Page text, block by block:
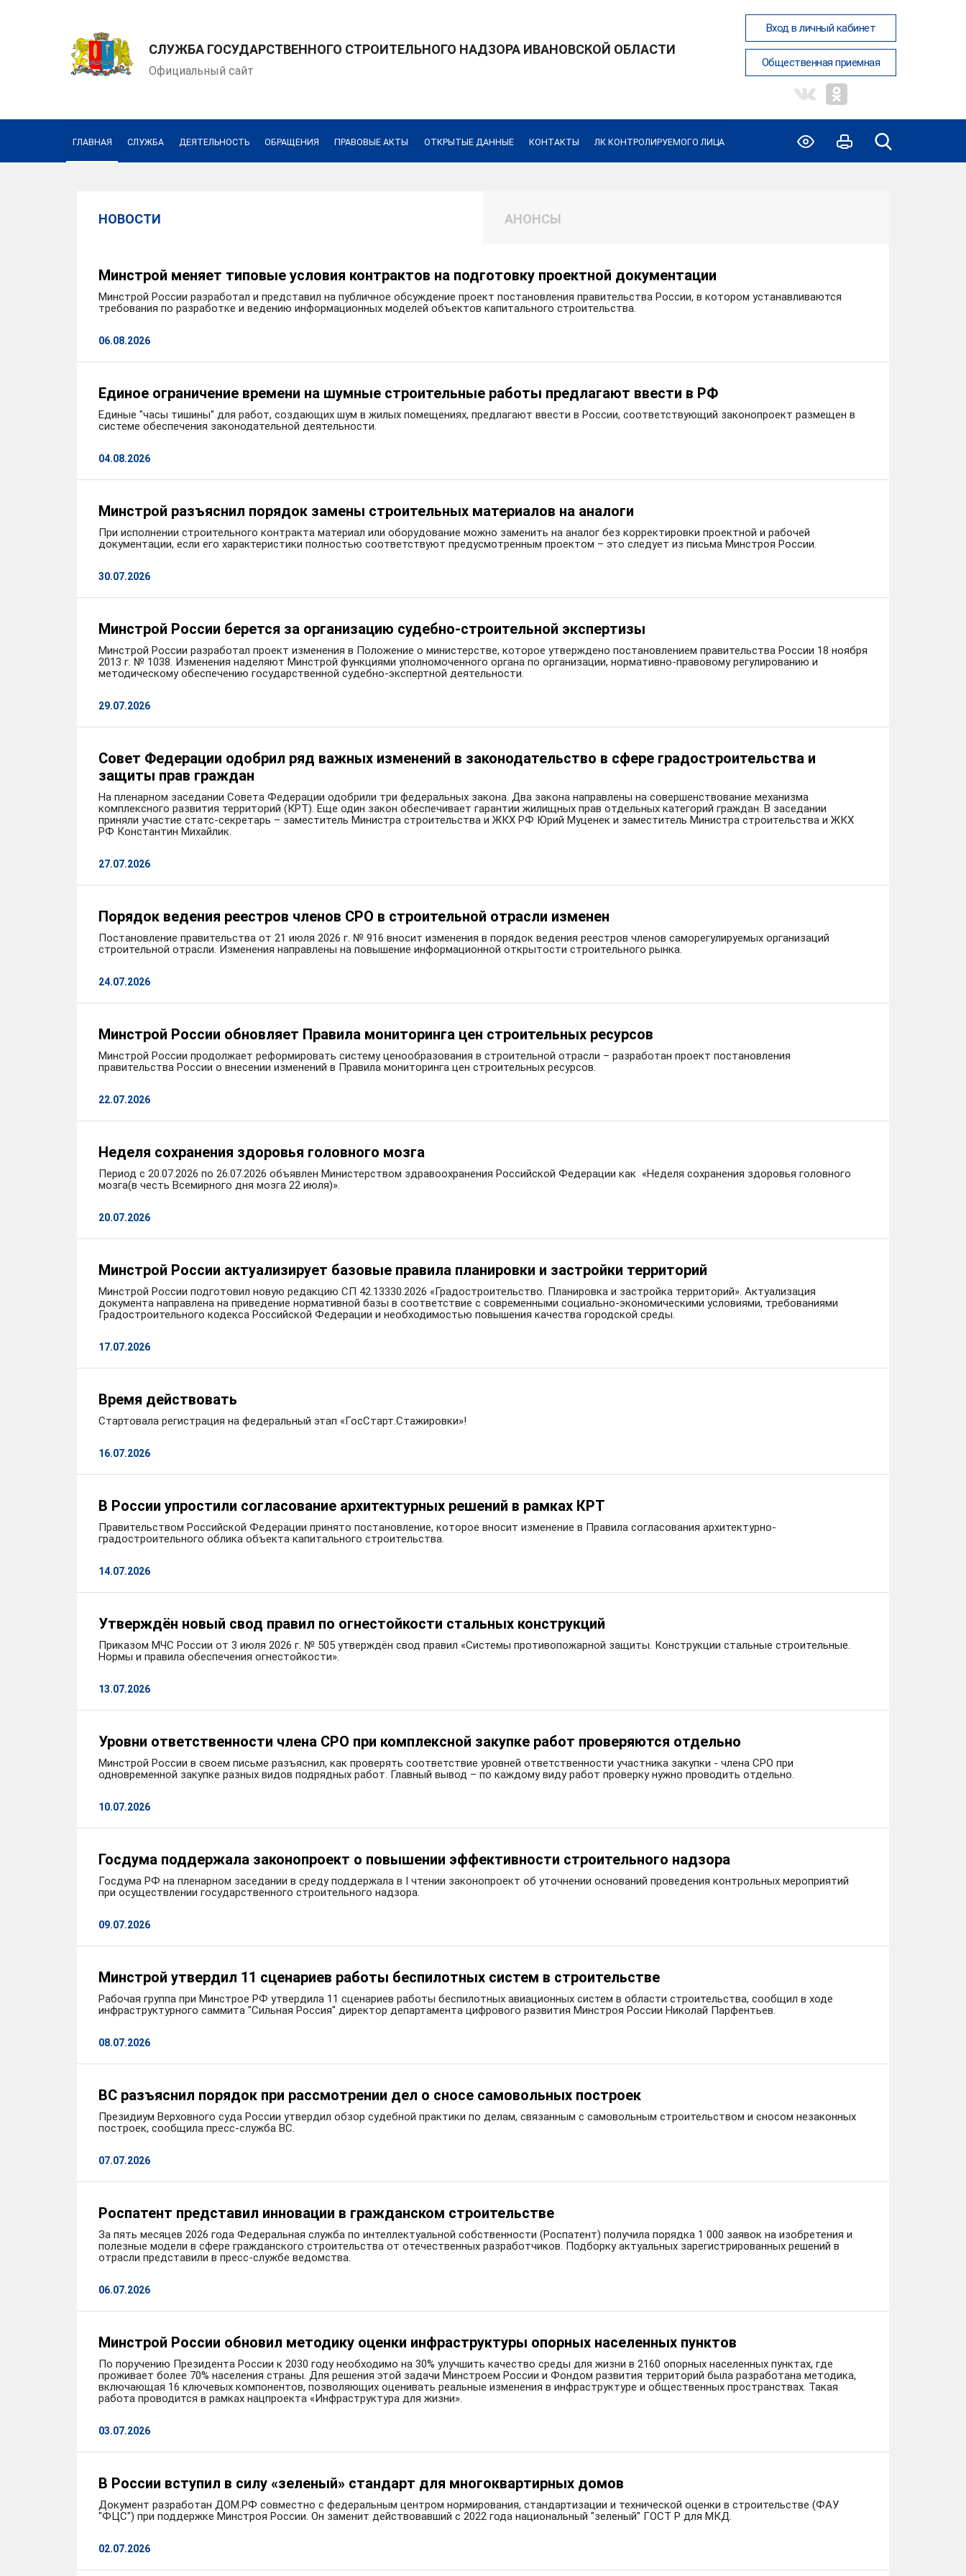
СЛУЖБА ГОСУДАРСТВЕННОГО СТРОИТЕЛЬНОГО НАДЗОРА ИВАНОВСКОЙ ОБЛАСТИ
Официальный сайт
Вход в личный кабинет
Общественная приемная
ГЛАВНАЯ СЛУЖБА ДЕЯТЕЛЬНОСТЬ ОБРАЩЕНИЯ ПРАВОВЫЕ АКТЫ ОТКРЫТЫЕ ДАННЫЕ КОНТАКТЫ ЛК КОНТРОЛИРУЕМОГО ЛИЦА
НОВОСТИ АНОНСЫ
Минстрой меняет типовые условия контрактов на подготовку проектной документации
Минстрой России разработал и представил на публичное обсуждение проект постановления правительства России, в котором устанавливаются
требования по разработке и ведению информационных моделей объектов капитального строительства.
06.08.2026
Единое ограничение времени на шумные строительные работы предлагают ввести в РФ
Единые "часы тишины" для работ, создающих шум в жилых помещениях, предлагают ввести в России, соответствующий законопроект размещен в
системе обеспечения законодательной деятельности.
04.08.2026
Минстрой разъяснил порядок замены строительных материалов на аналоги
При исполнении строительного контракта материал или оборудование можно заменить на аналог без корректировки проектной и рабочей
документации, если его характеристики полностью соответствуют предусмотренным проектом – это следует из письма Минстроя России.
30.07.2026
Минстрой России берется за организацию судебно-строительной экспертизы
Минстрой России разработал проект изменения в Положение о министерстве, которое утверждено постановлением правительства России 18 ноября
2013 г. № 1038. Изменения наделяют Минстрой функциями уполномоченного органа по организации, нормативно-правовому регулированию и
методическому обеспечению государственной судебно-экспертной деятельности.
29.07.2026
Совет Федерации одобрил ряд важных изменений в законодательство в сфере градостроительства и
защиты прав граждан
На пленарном заседании Совета Федерации одобрили три федеральных закона. Два закона направлены на совершенствование механизма
комплексного развития территорий (КРТ). Еще один закон обеспечивает гарантии жилищных прав отдельных категорий граждан. В заседании
приняли участие статс-секретарь – заместитель Министра строительства и ЖКХ РФ Юрий Муценек и заместитель Министра строительства и ЖКХ
РФ Константин Михайлик.
27.07.2026
Порядок ведения реестров членов СРО в строительной отрасли изменен
Постановление правительства от 21 июля 2026 г. № 916 вносит изменения в порядок ведения реестров членов саморегулируемых организаций
строительной отрасли. Изменения направлены на повышение информационной открытости строительного рынка.
24.07.2026
Минстрой России обновляет Правила мониторинга цен строительных ресурсов
Минстрой России продолжает реформировать систему ценообразования в строительной отрасли – разработан проект постановления
правительства России о внесении изменений в Правила мониторинга цен строительных ресурсов.
22.07.2026
Неделя сохранения здоровья головного мозга
Период с 20.07.2026 по 26.07.2026 объявлен Министерством здравоохранения Российской Федерации как «Неделя сохранения здоровья головного
мозга(в честь Всемирного дня мозга 22 июля)».
20.07.2026
Минстрой России актуализирует базовые правила планировки и застройки территорий
Минстрой России подготовил новую редакцию СП 42.13330.2026 «Градостроительство. Планировка и застройка территорий». Актуализация
документа направлена на приведение нормативной базы в соответствие с современными социально-экономическими условиями, требованиями
Градостроительного кодекса Российской Федерации и необходимостью повышения качества городской среды.
17.07.2026
Время действовать
Стартовала регистрация на федеральный этап «ГосСтарт.Стажировки»!
16.07.2026
В России упростили согласование архитектурных решений в рамках КРТ
Правительством Российской Федерации принято постановление, которое вносит изменение в Правила согласования архитектурно-
градостроительного облика объекта капитального строительства.
14.07.2026
Утверждён новый свод правил по огнестойкости стальных конструкций
Приказом МЧС России от 3 июля 2026 г. № 505 утверждён свод правил «Системы противопожарной защиты. Конструкции стальные строительные.
Нормы и правила обеспечения огнестойкости».
13.07.2026
Уровни ответственности члена СРО при комплексной закупке работ проверяются отдельно
Минстрой России в своем письме разъяснил, как проверять соответствие уровней ответственности участника закупки - члена СРО при
одновременной закупке разных видов подрядных работ. Главный вывод – по каждому виду работ проверку нужно проводить отдельно.
10.07.2026
Госдума поддержала законопроект о повышении эффективности строительного надзора
Госдума РФ на пленарном заседании в среду поддержала в I чтении законопроект об уточнении оснований проведения контрольных мероприятий
при осуществлении государственного строительного надзора.
09.07.2026
Минстрой утвердил 11 сценариев работы беспилотных систем в строительстве
Рабочая группа при Минстрое РФ утвердила 11 сценариев работы беспилотных авиационных систем в области строительства, сообщил в ходе
инфраструктурного саммита "Сильная Россия" директор департамента цифрового развития Минстроя России Николай Парфентьев.
08.07.2026
ВС разъяснил порядок при рассмотрении дел о сносе самовольных построек
Президиум Верховного суда России утвердил обзор судебной практики по делам, связанным с самовольным строительством и сносом незаконных
построек, сообщила пресс-служба ВС.
07.07.2026
Роспатент представил инновации в гражданском строительстве
За пять месяцев 2026 года Федеральная служба по интеллектуальной собственности (Роспатент) получила порядка 1 000 заявок на изобретения и
полезные модели в сфере гражданского строительства от отечественных разработчиков. Подборку актуальных зарегистрированных решений в
отрасли представили в пресс-службе ведомства.
06.07.2026
Минстрой России обновил методику оценки инфраструктуры опорных населенных пунктов
По поручению Президента России к 2030 году необходимо на 30% улучшить качество среды для жизни в 2160 опорных населенных пунктах, где
проживает более 70% населения страны. Для решения этой задачи Минстроем России и Фондом развития территорий была разработана методика,
включающая 16 ключевых компонентов, позволяющих оценивать реальные изменения в инфраструктуре и общественных пространствах. Такая
работа проводится в рамках нацпроекта «Инфраструктура для жизни».
03.07.2026
В России вступил в силу «зеленый» стандарт для многоквартирных домов
Документ разработан ДОМ.РФ совместно с федеральным центром нормирования, стандартизации и технической оценки в строительстве (ФАУ
"ФЦС") при поддержке Минстроя России. Он заменит действовавший с 2022 года национальный "зеленый" ГОСТ Р для МКД.
02.07.2026